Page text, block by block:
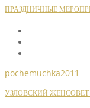
ПРАЗДНИЧНЫЕ
pochemuchka2011
УЗЛОВСКИЙ